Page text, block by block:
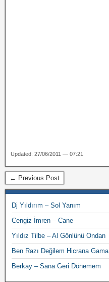
Updated: 27/06/2011 — 07:21
← Previous Post
Dj Yıldırım – Sol Yanım
Cengiz İmren – Cane
Yıldız Tilbe – Al Gönlünü Ondan
Ben Razı Değilem Hicrana Gama
Berkay – Sana Geri Dönemem